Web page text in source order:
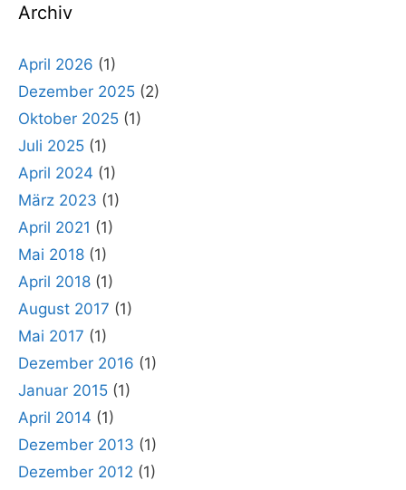
Archiv
April 2026 (1)
Dezember 2025 (2)
Oktober 2025 (1)
Juli 2025 (1)
April 2024 (1)
März 2023 (1)
April 2021 (1)
Mai 2018 (1)
April 2018 (1)
August 2017 (1)
Mai 2017 (1)
Dezember 2016 (1)
Januar 2015 (1)
April 2014 (1)
Dezember 2013 (1)
Dezember 2012 (1)